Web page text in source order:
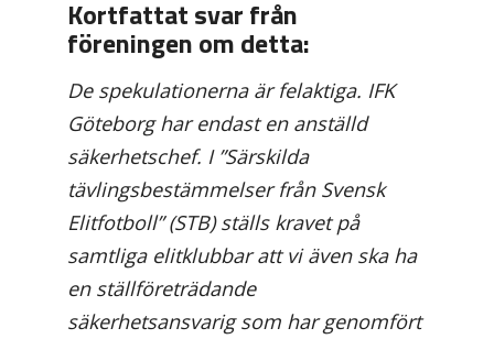
Kortfattat svar från
föreningen om detta:
De spekulationerna är felaktiga. IFK
Göteborg har endast en anställd
säkerhetschef. I ”Särskilda
tävlingsbestämmelser från Svensk
Elitfotboll” (STB) ställs kravet på
samtliga elitklubbar att vi även ska ha
en ställföreträdande
säkerhetsansvarig som har genomfört